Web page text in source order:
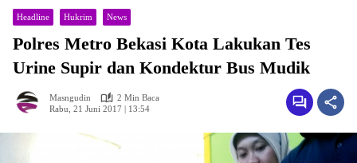
Headline Hukrim News
Polres Metro Bekasi Kota Lakukan Tes
Urine Supir dan Kondektur Bus Mudik
Masngudin
2 Min Baca
Rabu, 21 Juni 2017 | 13:54